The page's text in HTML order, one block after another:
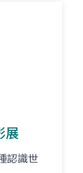
展
認識世